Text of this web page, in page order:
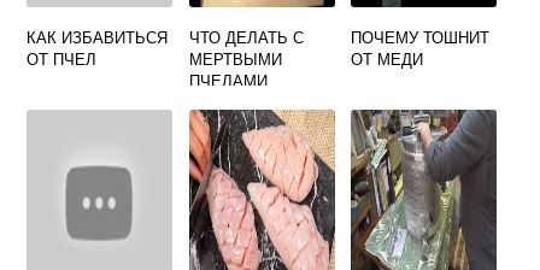
КАК ИЗБАВИТЬСЯ
ОТ ПЧЕЛ
ЧТО ДЕЛАТЬ С
МЕРТВЫМИ
ПЧЕЛАМИ
ПОЧЕМУ ТОШНИТ
ОТ МЕДИ